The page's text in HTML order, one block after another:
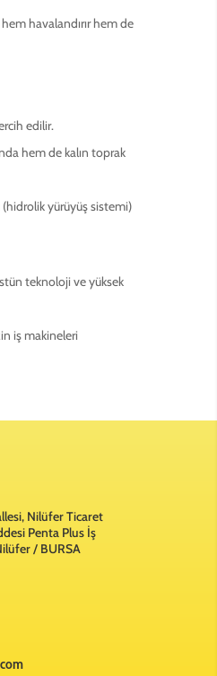
havalandırır hem de
edilir.
hem de kalın toprak
yürüyüş sistemi)
teknoloji ve yüksek
iş makineleri
Nilüfer Ticaret
Penta Plus İş
/ BURSA